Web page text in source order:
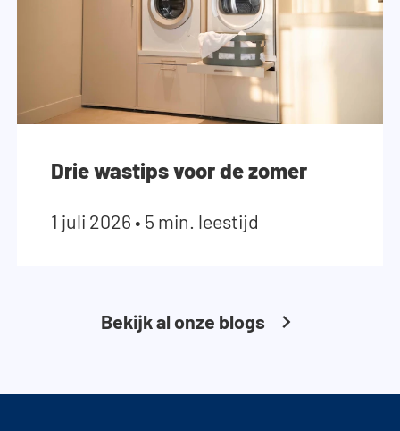
Drie wastips voor de zomer
1 juli 2026 • 5 min. leestijd
Bekijk al onze blogs